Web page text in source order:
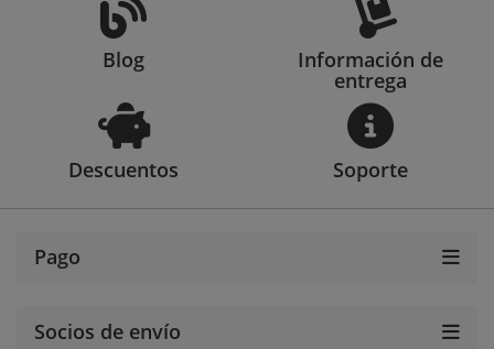
Blog Información de
entrega
Descuentos Soporte
Pago
Socios de envío